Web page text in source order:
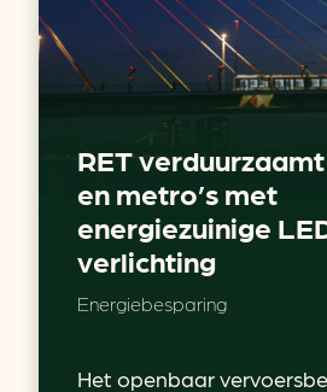
RET
en metro’s met
energiezuinige
verlichting
Energiebesparing
Het openbaar